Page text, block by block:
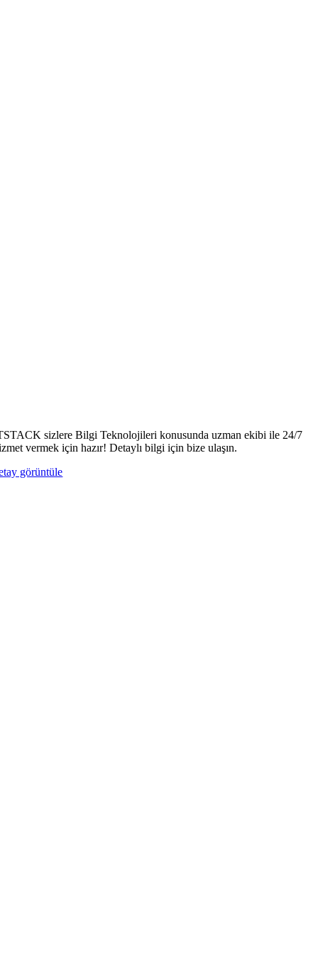
sizlere Bilgi Teknolojileri konusunda uzman ekibi ile 24/7
vermek için hazır! Detaylı bilgi için bize ulaşın.
görüntüle